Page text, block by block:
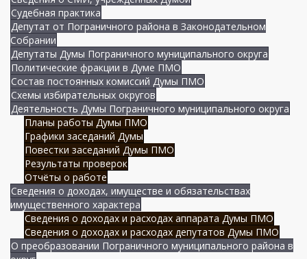
Судебная практика
Депутат от Пограничного района в Законодательном
Собрании
Депутаты Думы Пограничного муниципального округа
Политические фракции в Думе ПМО
Состав постоянных комиссий Думы ПМО
Схемы избирательных округов
Деятельность Думы Пограничного муниципального округа
Планы работы Думы ПМО
Графики заседаний Думы
Повестки заседаний Думы ПМО
Результаты проверок
Отчёты о работе
Сведения о доходах, имуществе и обязательствах
имущественного характера
Сведения о доходах и расходах аппарата Думы ПМО
Сведения о доходах и расходах депутатов Думы ПМО
О преобразовании Пограничного муниципального района в